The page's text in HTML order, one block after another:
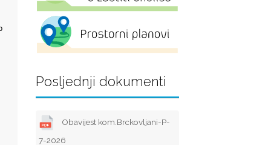
Posljednji dokumenti
Obavijest kom.Brckovljani-P-
7-2026